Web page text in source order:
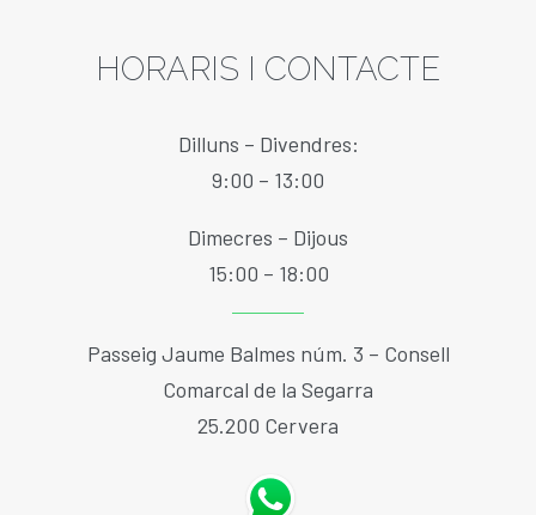
HORARIS I CONTACTE
Dilluns – Divendres:
9:00 – 13:00
Dimecres – Dijous
15:00 – 18:00
Passeig Jaume Balmes núm. 3 – Consell
Comarcal de la Segarra
25.200 Cervera